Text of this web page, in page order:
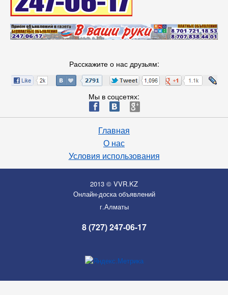
Расскажите о нас друзьям:
Мы в соцсетях:
ä æ è
Главная
О нас
Условия использования
2013 © VVR.KZ
Онлайн-доска объявлений
г.Алматы
8 (727) 247-06-17